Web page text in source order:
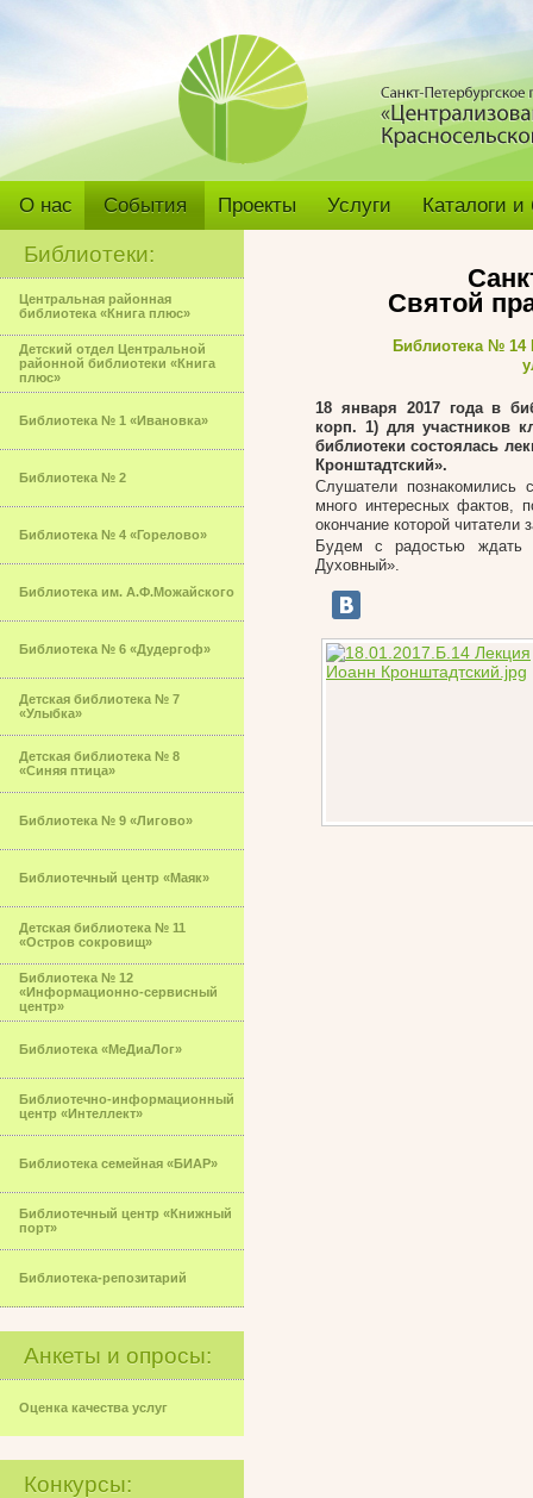
О нас События Проекты Услуги Каталоги
Библиотеки:
Центральная районная
библиотека «Книга плюс»
Детский отдел Центральной
районной библиотеки «Книга
плюс»
Библиотека № 1 «Ивановка»
Библиотека № 2
Библиотека № 4 «Горелово»
Библиотека им. А.Ф.Можайского
Библиотека № 6 «Дудергоф»
Детская библиотека № 7
«Улыбка»
Детская библиотека № 8
«Синяя птица»
Библиотека № 9 «Лигово»
Библиотечный центр «Маяк»
Детская библиотека № 11
«Остров сокровищ»
Библиотека № 12
«Информационно-сервисный
центр»
Библиотека «МеДиаЛог»
Библиотечно-информационный
центр «Интеллект»
Библиотека семейная «БИАР»
Библиотечный центр «Книжный
порт»
Библиотека-репозитарий
Анкеты и опросы:
Оценка качества услуг
Конкурсы:
Святой
Библиотека № 14
18 января 2017 года в
корп. 1) для участников
библиотеки состоялась
Кронштадтский».
Слушатели познакомились
много интересных фактов,
окончание которой читатели
Будем с радостью ждать
Духовный».